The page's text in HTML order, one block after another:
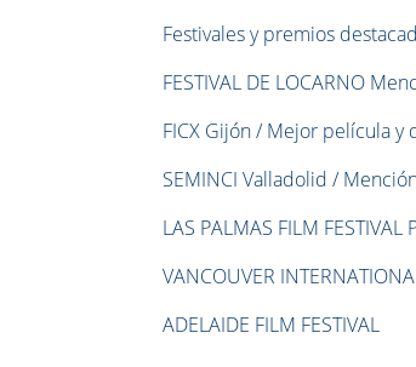
Festivales y premios
FESTIVAL DE LOCARNO
FICX Gijón / Mejor película y
SEMINCI Valladolid /
LAS PALMAS FILM
VANCOUVER
ADELAIDE FILM FESTIVAL